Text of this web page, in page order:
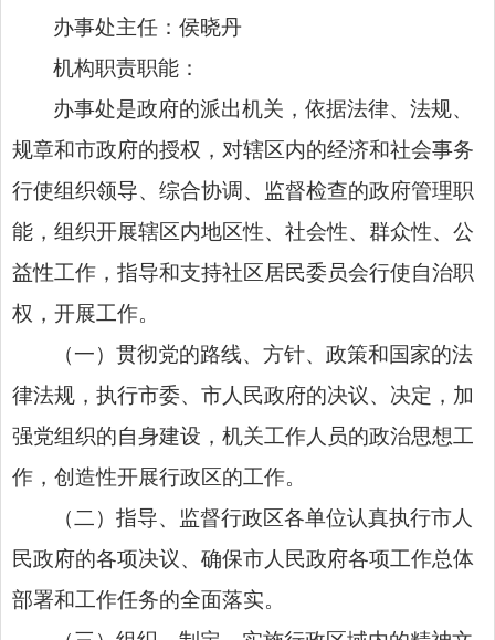
办事处主任：侯晓丹
机构职责职能：
办事处是政府的派出机关，依据法律、法规、
规章和市政府的授权，对辖区内的经济和社会事务
行使组织领导、综合协调、监督检查的政府管理职
能，组织开展辖区内地区性、社会性、群众性、公
益性工作，指导和支持社区居民委员会行使自治职
权，开展工作。
（一）贯彻党的路线、方针、政策和国家的法
律法规，执行市委、市人民政府的决议、决定，加
强党组织的自身建设，机关工作人员的政治思想工
作，创造性开展行政区的工作。
（二）指导、监督行政区各单位认真执行市人
民政府的各项决议、确保市人民政府各项工作总体
部署和工作任务的全面落实。